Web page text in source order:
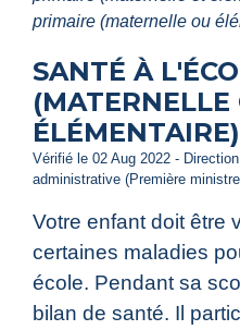
primaire (maternelle ou
SANTÉ À
(MATERNELLE
ÉLÉMENTAIRE)
Vérifié le 02 Aug 2022 -
administrative (Première
Votre enfant doit être
certaines maladies
école. Pendant sa
bilan de santé. Il